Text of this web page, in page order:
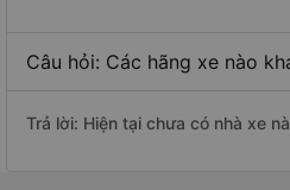
Câu hỏi: Các hãng xe nào
Trả lời: Hiện tại chưa có nhà xe